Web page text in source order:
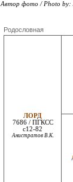
Автор фото / Photo by:
Родословная
ЛОРД
7686 / ПГКСС
c12-82
Анистратов В.К.